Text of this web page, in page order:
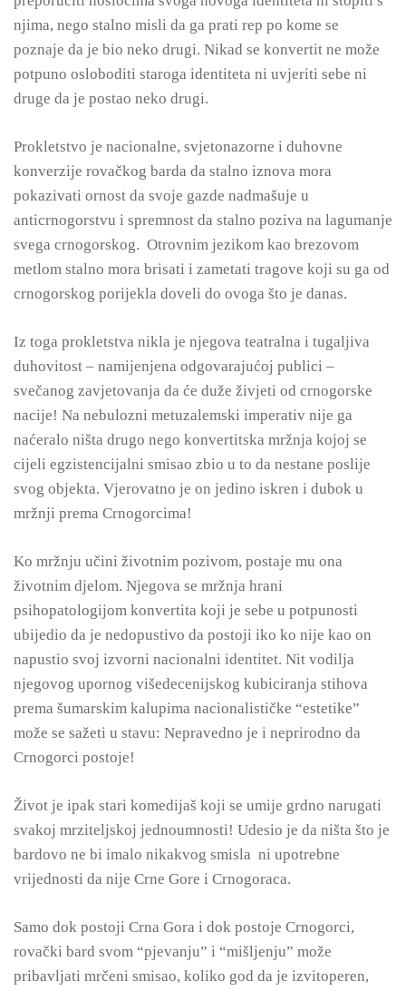
njima, nego stalno misli da ga prati rep po kome se
poznaje da je bio neko drugi. Nikad se konvertit ne može
potpuno osloboditi staroga identiteta ni uvjeriti sebe ni
druge da je postao neko drugi.
Prokletstvo je nacionalne, svjetonazorne i duhovne
konverzije rovačkog barda da stalno iznova mora
pokazivati ornost da svoje gazde nadmašuje u
anticrnogorstvu i spremnost da stalno poziva na lagumanje
svega crnogorskog. Otrovnim jezikom kao brezovom
metlom stalno mora brisati i zametati tragove koji su ga od
crnogorskog porijekla doveli do ovoga što je danas.
Iz toga prokletstva nikla je njegova teatralna i tugaljiva
duhovitost – namijenjena odgovarajućoj publici –
svečanog zavjetovanja da će duže živjeti od crnogorske
nacije! Na nebulozni metuzalemski imperativ nije ga
naćeralo ništa drugo nego konvertitska mržnja kojoj se
cijeli egzistencijalni smisao zbio u to da nestane poslije
svog objekta. Vjerovatno je on jedino iskren i dubok u
mržnji prema Crnogorcima!
Ko mržnju učini životnim pozivom, postaje mu ona
životnim djelom. Njegova se mržnja hrani
psihopatologijom konvertita koji je sebe u potpunosti
ubijedio da je nedopustivo da postoji iko ko nije kao on
napustio svoj izvorni nacionalni identitet. Nit vodilja
njegovog upornog višedecenijskog kubiciranja stihova
prema šumarskim kalupima nacionalističke “estetike”
može se sažeti u stavu: Nepravedno je i neprirodno da
Crnogorci postoje!
Život je ipak stari komedijaš koji se umije grdno narugati
svakoj mrziteljskoj jednoumnosti! Udesio je da ništa što je
bardovo ne bi imalo nikakvog smisla ni upotrebne
vrijednosti da nije Crne Gore i Crnogoraca.
Samo dok postoji Crna Gora i dok postoje Crnogorci,
rovački bard svom “pjevanju” i “mišljenju” može
pribavljati mrčeni smisao, koliko god da je izvitoperen,